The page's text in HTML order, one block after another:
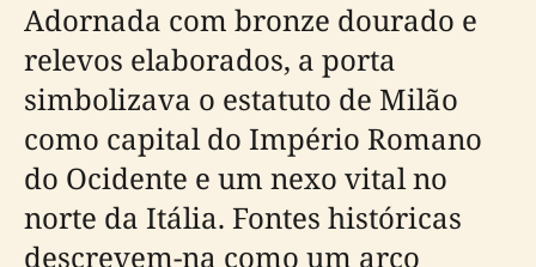
Adornada com bronze dourado e
relevos elaborados, a porta
simbolizava o estatuto de Milão
como capital do Império Romano
do Ocidente e um nexo vital no
norte da Itália. Fontes históricas
descrevem-na como um arco